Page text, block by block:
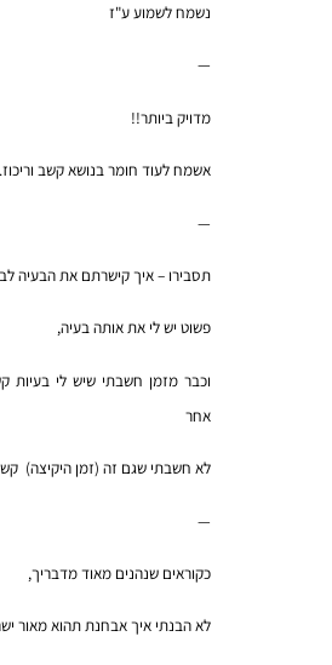
נשמח לשמוע ע"ז
—
מדויק ביותר!!
אשמח לעוד חומר בנושא קשב
—
תסבירו – איך קישרתם את הבעיה
פשוט יש לי את אותה בעיה,
וכבר מזמן חשבתי שיש לי בעיות
אחר
לא חשבתי שגם זה (זמן היקיצה)
—
כקוראים שנהנים מאוד מדבריך,
לא הבנתי איך אבחנת תהוא מאור